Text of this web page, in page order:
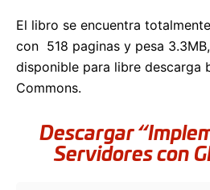
El libro se encuentra
con 518 paginas y pesa
disponible para libre descarga
Commons.
Descargar
Servidores con